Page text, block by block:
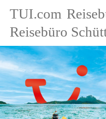
TUI.com
Reisebüro